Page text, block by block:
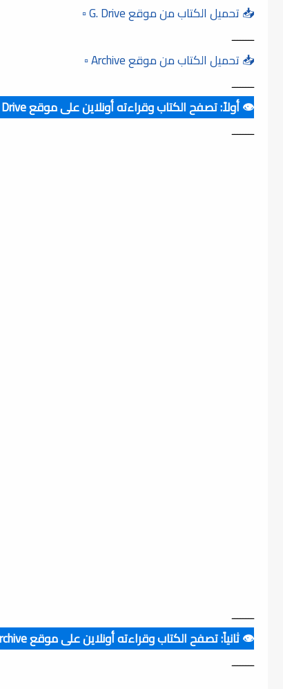
📥 تحميل الكتاب من موقع G. Drive ▫️
ــــــــ
📥 تحميل الكتاب من موقع Archive ▫️
ــــــــ
👁️ أولاً: تصفح الكتاب وقراءته أونلاين على موقع G. Drive ▪️
ــــــــ
ــــــــ
👁️ ثانياً: تصفح الكتاب وقراءته أونلاين على موقع Archive ▪️
ــــــــ